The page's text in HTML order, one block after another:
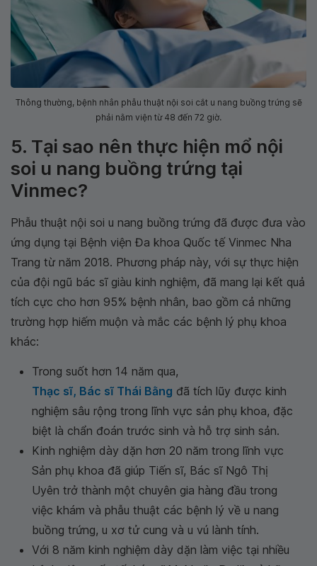
Thông thường, bệnh nhân phẫu thuật nội soi cắt u nang buồng trứng sẽ
phải nằm viện từ 48 đến 72 giờ.
5. Tại sao nên thực hiện mổ nội
soi u nang buồng trứng tại
Vinmec?
Phẫu thuật nội soi u nang buồng trứng đã được đưa vào
ứng dụng tại Bệnh viện Đa khoa Quốc tế Vinmec Nha
Trang từ năm 2018. Phương pháp này, với sự thực hiện
của đội ngũ bác sĩ giàu kinh nghiệm, đã mang lại kết quả
tích cực cho hơn 95% bệnh nhân, bao gồm cả những
trường hợp hiếm muộn và mắc các bệnh lý phụ khoa
khác:
Trong suốt hơn 14 năm qua,
Thạc sĩ, Bác sĩ Thái Bằng đã tích lũy được kinh
nghiệm sâu rộng trong lĩnh vực sản phụ khoa, đặc
biệt là chẩn đoán trước sinh và hỗ trợ sinh sản.
Kinh nghiệm dày dặn hơn 20 năm trong lĩnh vực
Sản phụ khoa đã giúp Tiến sĩ, Bác sĩ Ngô Thị
Uyên trở thành một chuyên gia hàng đầu trong
việc khám và phẫu thuật các bệnh lý về u nang
buồng trứng, u xơ tử cung và u vú lành tính.
Với 8 năm kinh nghiệm dày dặn làm việc tại nhiều